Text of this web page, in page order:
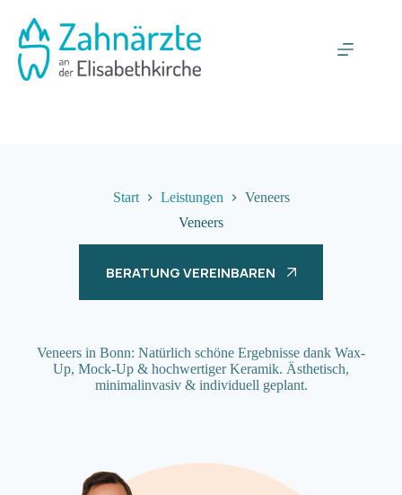
Inhalt
springen
Start Leistungen
Veneers
Veneers
BERATUNG VEREINBAREN
Veneers in Bonn: Natürlich schöne Ergebnisse dank Wax-
Up, Mock-Up & hochwertiger Keramik. Ästhetisch,
minimalinvasiv & individuell geplant.